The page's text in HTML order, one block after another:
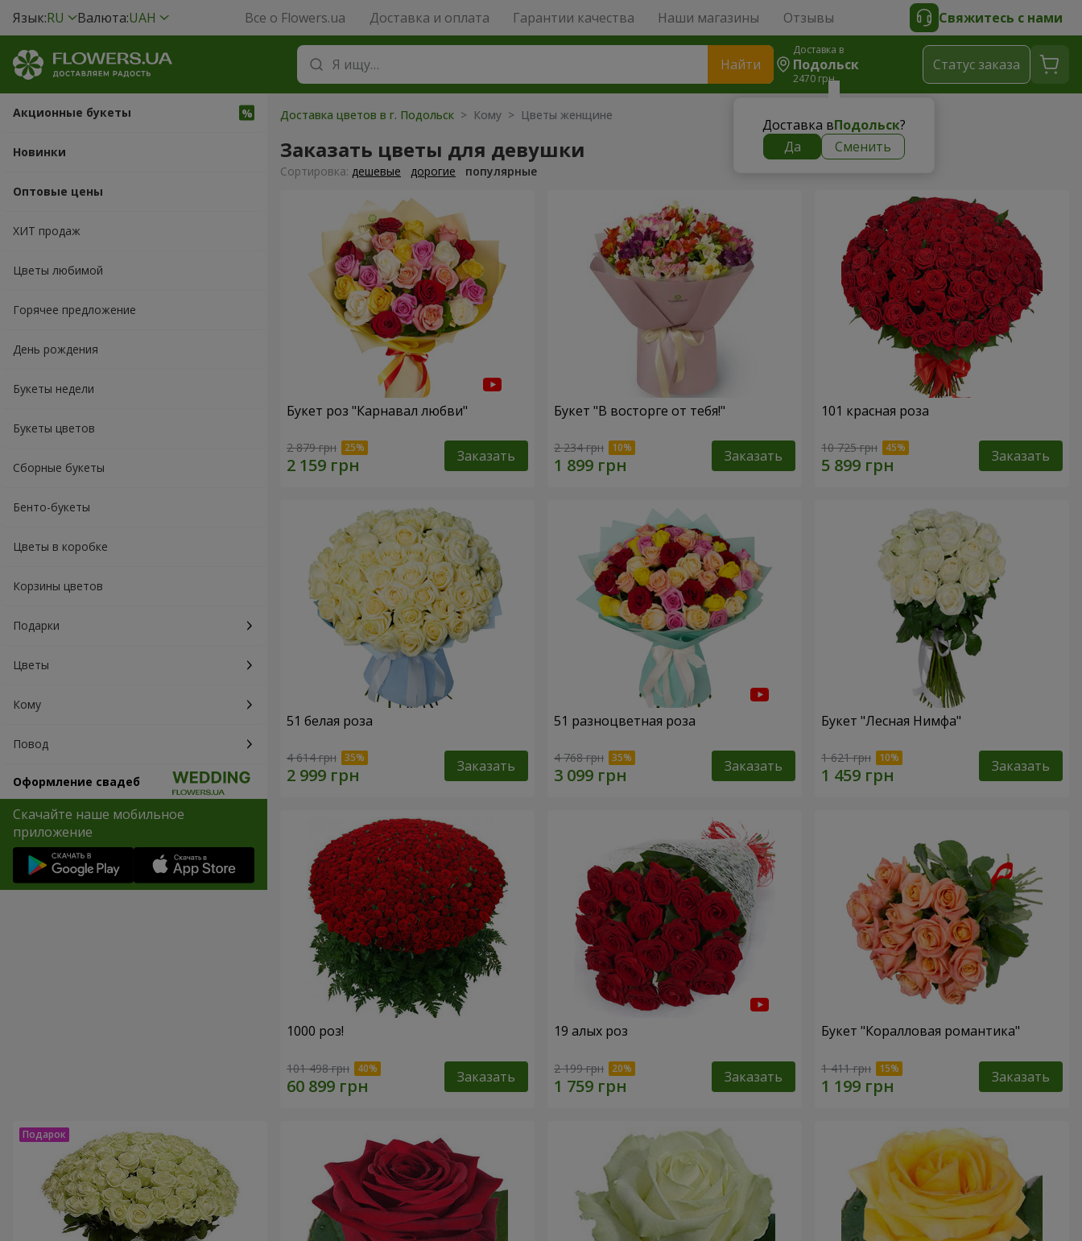
Язык:RU Валюта:UAH Все о Flowers.ua Доставка и оплата Гарантии качества Наши магазины Отзывы Свяжитесь с нами
Найти
Доставка в
Подольск
2470 грн
Доставка вПодольск?
Да
Сменить
Cтатус заказа
Акционные букеты
Новинки
Оптовые цены
ХИТ продаж
Цветы любимой
Горячее предложение
День рождения
Букеты недели
Букеты цветов
Сборные букеты
Бенто-букеты
Цветы в коробке
Корзины цветов
Подарки
Цветы
Кому
Повод
Оформление свадеб
Скачайте наше мобильное
приложение
Доставка цветов в г. Подольск > Кому > Цветы женщине
Заказать цветы для девушки
Cортировка: дешевые дорогие популярные
Букет роз "Карнавал любви"
2 879 грн Заказать
Букет "В восторге от тебя!"
2 234 грн Заказать
101 красная роза
10 725 грн Заказать
51 белая роза
4 614 грн Заказать
51 разноцветная роза
4 768 грн Заказать
Букет "Лесная Нимфа"
1 621 грн Заказать
1000 роз!
101 498 грн Заказать
19 алых роз
2 199 грн Заказать
Букет "Коралловая романтика"
1 411 грн Заказать